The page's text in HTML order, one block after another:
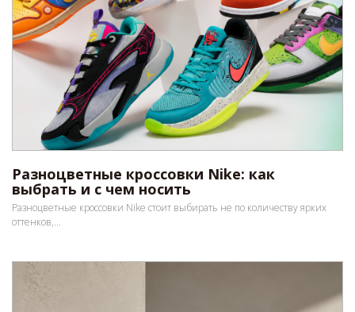
Разноцветные кроссовки Nike: как
выбрать и с чем носить
Разноцветные кроссовки Nike стоит выбирать не по количеству ярких
оттенков,...